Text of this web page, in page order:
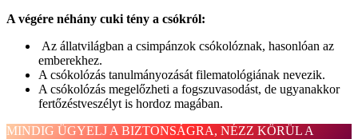
A végére néhány cuki tény a csókról:
Az állatvilágban a csimpánzok csókolóznak, hasonlóan az
emberekhez.
A csókolózás tanulmányozását filematológiának nevezik.
A csókolózás megelőzheti a fogszuvasodást, de ugyanakkor
fertőzéstveszélyt is hordoz magában.
MINDIG ÜGYELJ A BIZTONSÁGRA, NÉZZ KÖRÜL A